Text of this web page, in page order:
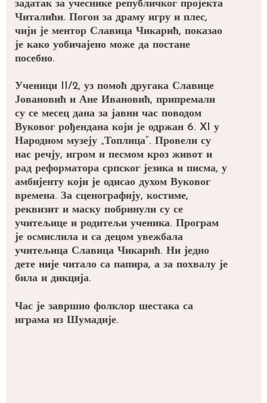
задатак за учеснике републичког пројекта
Читалићи. Погон за драму игру и плес,
чији је ментор Славица Чикарић, показао
је како уобичајено може да постане
посебно.
Ученици II/2, уз помоћ другака Славице
Јовановић и Ане Ивановић, припремали
су се месец дана за јавни час поводом
Вуковог рођендана који је одржан 6. XI у
Народном музеју „Топлица“. Провели су
нас речју, игром и песмом кроз живот и
рад реформатора српског језика и писма, у
амбијенту који је одисао духом Вуковог
времена. За сценографију, костиме,
реквизит и маску побринули су се
учитељице и родитељи ученика. Програм
је осмислила и са децом увежбала
учитељица Славица Чикарић. Ни једно
дете није читало са папира, а за похвалу је
била и дикција.
Час је завршио фолклор шестака са
играма из Шумадије.